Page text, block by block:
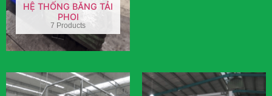
HỆ THỐNG BĂNG TẢI
PHOI
7 Products